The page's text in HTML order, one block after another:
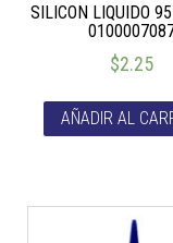
SILICON LIQUIDO
$2.25
AÑADIR AL